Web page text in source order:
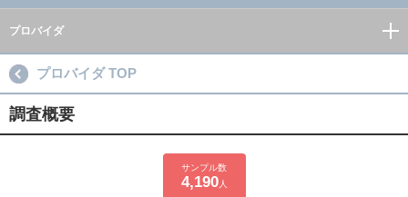
プロバイダ
プロバイダ TOP
調査概要
サンプル数
4,190人